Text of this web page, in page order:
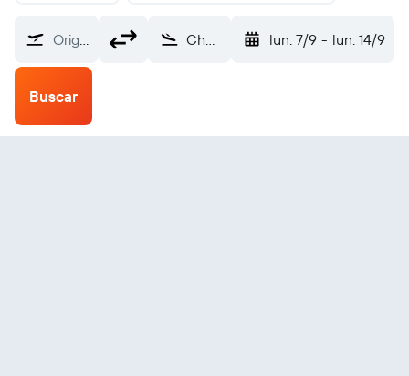
Origen Chernivtsi (CWC) lun. 7/9 - lun. 14/9
Buscar